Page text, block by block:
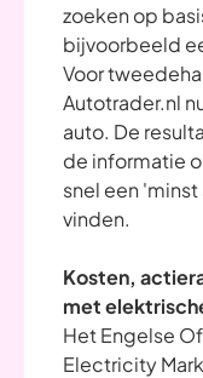
zoeken op
bijvoorbeeld
Voor
Autotrader.nl
auto. De
de informatie
snel een
vinden.
Kosten,
met
Het Engelse
Electricity